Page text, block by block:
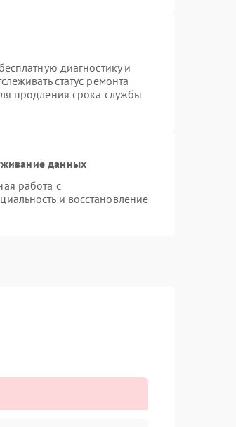
диагностику и
статус ремонта
продления срока службы
данных
работа с
и восстановление